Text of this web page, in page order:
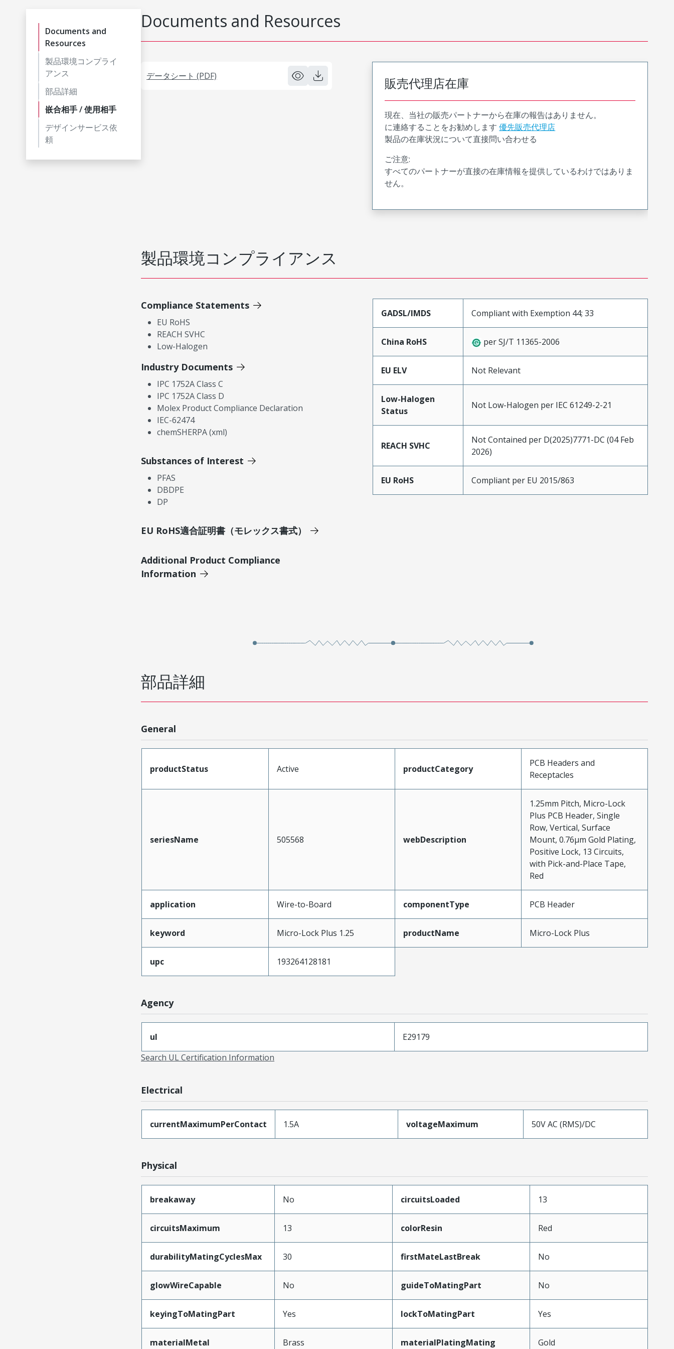
Documents and
Resources
製品環境コンプライ
アンス
部品詳細
嵌合相手 / 使用相手
デザインサービス依
頼
Documents and Resources
データシート (PDF) 販売代理店在庫
現在、当社の販売パートナーから在庫の報告はありません。
に連絡することをお勧めします 優先販売代理店
製品の在庫状況について直接問い合わせる
ご注意:
すべてのパートナーが直接の在庫情報を提供しているわけではありま
せん。
製品環境コンプライアンス
Compliance Statements
EU RoHS
REACH SVHC
Low-Halogen
Industry Documents
IPC 1752A Class C
IPC 1752A Class D
Molex Product Compliance Declaration
IEC-62474
chemSHERPA (xml)
Substances of Interest
PFAS
DBDPE
DP
EU RoHS適合証明書（モレックス書式）
Additional Product Compliance
Information
GADSL/IMDS Compliant with Exemption 44; 33
China RoHS per SJ/T 11365-2006
EU ELV Not Relevant
Low-Halogen
Status
Not Low-Halogen per IEC 61249-2-21
REACH SVHC
Not Contained per D(2025)7771-DC (04 Feb
2026)
EU RoHS Compliant per EU 2015/863
部品詳細
General
productStatus Active productCategory
PCB Headers and
Receptacles
seriesName 505568 webDescription
1.25mm Pitch, Micro-Lock
Plus PCB Header, Single
Row, Vertical, Surface
Mount, 0.76µm Gold Plating,
Positive Lock, 13 Circuits,
with Pick-and-Place Tape,
Red
application Wire-to-Board componentType PCB Header
keyword Micro-Lock Plus 1.25 productName Micro-Lock Plus
upc 193264128181
Agency
ul
E29179
Search UL Certification Information
Electrical
currentMaximumPerContact 1.5A voltageMaximum 50V AC (RMS)/DC
Physical
breakaway No circuitsLoaded 13
circuitsMaximum 13 colorResin Red
durabilityMatingCyclesMax 30 firstMateLastBreak No
glowWireCapable No guideToMatingPart No
keyingToMatingPart Yes lockToMatingPart Yes
materialMetal Brass materialPlatingMating Gold